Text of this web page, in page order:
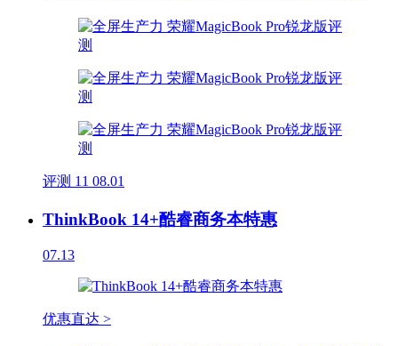
评测 11 08.01
ThinkBook 14+酷睿商务本特惠
07.13
优惠直达 >